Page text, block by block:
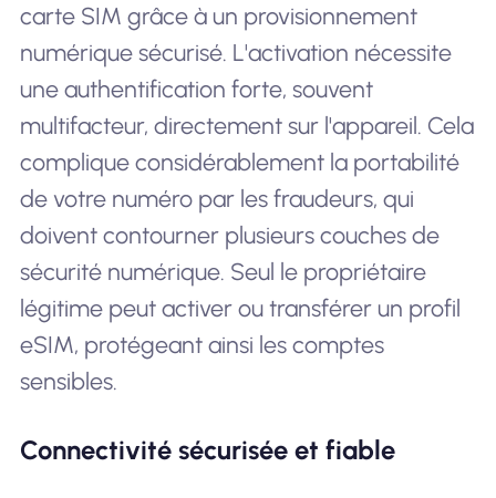
carte SIM grâce à un provisionnement
numérique sécurisé. L'activation nécessite
une authentification forte, souvent
multifacteur, directement sur l'appareil. Cela
complique considérablement la portabilité
de votre numéro par les fraudeurs, qui
doivent contourner plusieurs couches de
sécurité numérique. Seul le propriétaire
légitime peut activer ou transférer un profil
eSIM, protégeant ainsi les comptes
sensibles.
Connectivité sécurisée et fiable